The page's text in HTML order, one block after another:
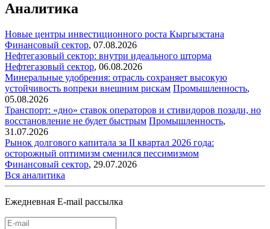
Аналитика
Новые центры инвестиционного роста Кыргызстана
Финансовый сектор, 07.08.2026
Нефтегазовый сектор: внутри идеального шторма
Нефтегазовый сектор, 06.08.2026
Минеральные удобрения: отрасль сохраняет высокую
устойчивость вопреки внешним рискам Промышленность,
05.08.2026
Транспорт: «дно» ставок операторов и стивидоров позади, но
восстановление не будет быстрым Промышленность,
31.07.2026
Рынок долгового капитала за II квартал 2026 года:
осторожный оптимизм сменился пессимизмом
Финансовый сектор, 29.07.2026
Вся аналитика
Ежедневная E-mail рассылка